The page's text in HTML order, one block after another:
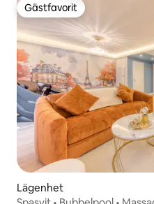
Gästfavorit
Gästfavorit
Lägenhet